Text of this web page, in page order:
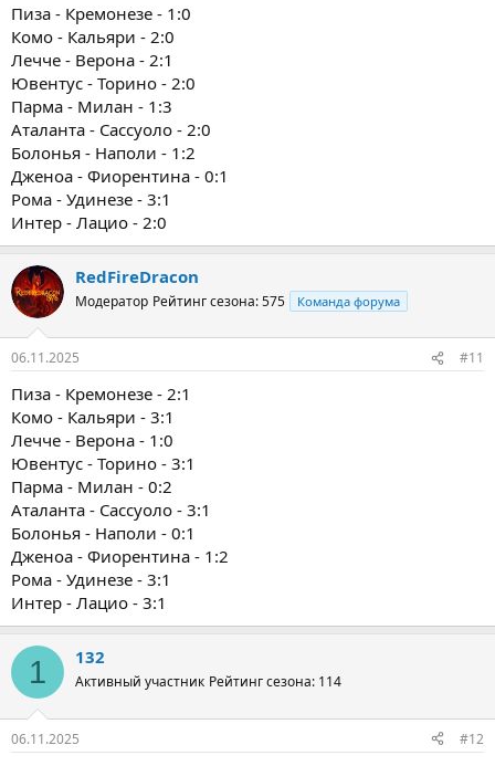
Пиза - Кремонезе - 1:0
Комо - Кальяри - 2:0
Лечче - Верона - 2:1
Ювентус - Торино - 2:0
Парма - Милан - 1:3
Аталанта - Сассуоло - 2:0
Болонья - Наполи - 1:2
Дженоа - Фиорентина - 0:1
Рома - Удинезе - 3:1
Интер - Лацио - 2:0
RedFireDracon
Модератор Рейтинг сезона: 575 Команда форума
06.11.2025 #11
Пиза - Кремонезе - 2:1
Комо - Кальяри - 3:1
Лечче - Верона - 1:0
Ювентус - Торино - 3:1
Парма - Милан - 0:2
Аталанта - Сассуоло - 3:1
Болонья - Наполи - 0:1
Дженоа - Фиорентина - 1:2
Рома - Удинезе - 3:1
Интер - Лацио - 3:1
1 132
Активный участник Рейтинг сезона: 114
06.11.2025 #12